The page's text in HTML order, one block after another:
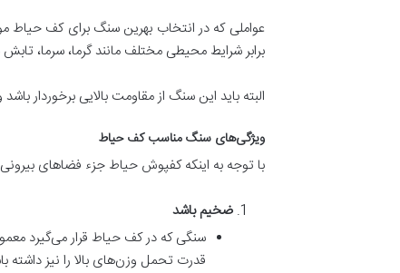
عواملی که در انتخاب بهرین سنگ برای کف حیاط
برابر شرایط محیطی مختلف مانند گرما، سرما،
البته باید این سنگ از مقاومت بالایی برخوردار
ویژگی‌های سنگ مناسب کف حیاط
با توجه به اینکه کفپوش حیاط جزء فضاهای بیرونی
ضخیم باشد
سنگی که در کف حیاط قرار می‌گیرد
قدرت تحمل وزن‌های بالا را نیز داشته باشد،